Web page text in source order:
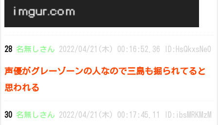
28 名無しさん 2022/04/21(木) 00:16:52.36 ID:HsQkxsNe0
声優がグレーゾーンの人なので三島も掘られてると
思われる
30 名無しさん 2022/04/21(木) 00:17:45.11 ID:ibsMRKMzM